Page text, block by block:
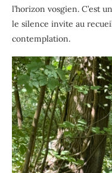
l’horizon vosgien. C’est
le silence invite au
contemplation.